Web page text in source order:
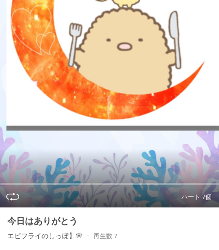
ハート 7個
今日はありがとう
エビフライのしっぽ】🌸 再生数 7